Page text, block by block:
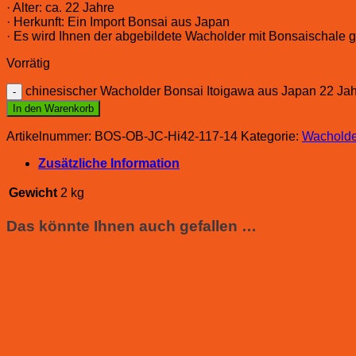
· Alter: ca. 22 Jahre
· Herkunft: Ein Import Bonsai aus Japan
· Es wird Ihnen der abgebildete Wacholder mit Bonsaischale
Vorrätig
chinesischer Wacholder Bonsai Itoigawa aus Japan 22
In den Warenkorb
Artikelnummer: BOS-OB-JC-Hi42-117-14 Kategorie:
Zusätzliche Information
Gewicht 2 kg
Das könnte Ihnen auch gefallen …